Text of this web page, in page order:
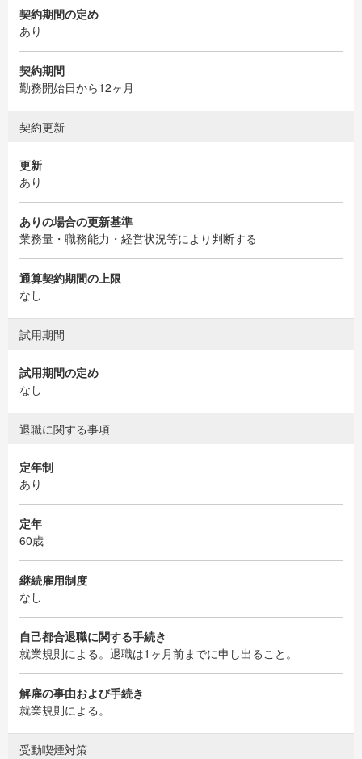
契約期間の定め
あり
契約期間
勤務開始日から12ヶ月
契約更新
更新
あり
ありの場合の更新基準
業務量・職務能力・経営状況等により判断する
通算契約期間の上限
なし
試用期間
試用期間の定め
なし
退職に関する事項
定年制
あり
定年
60歳
継続雇用制度
なし
自己都合退職に関する手続き
就業規則による。退職は1ヶ月前までに申し出ること。
解雇の事由および手続き
就業規則による。
受動喫煙対策